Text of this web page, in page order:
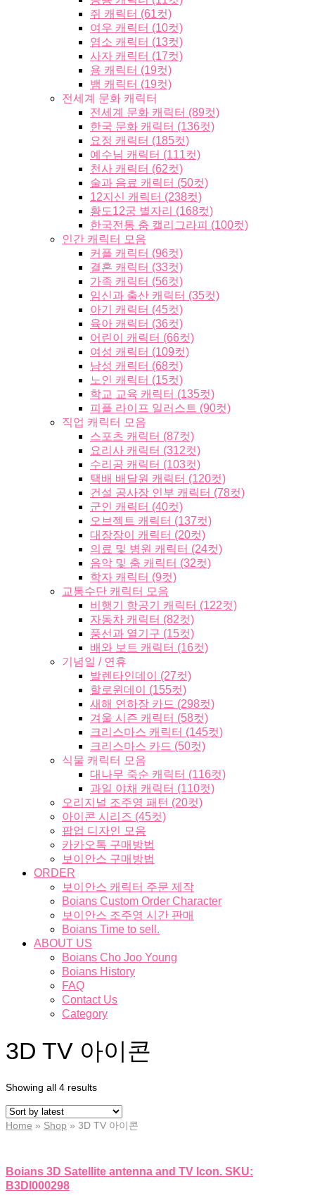
쥐 캐릭터 (61컷)
여우 캐릭터 (10컷)
염소 캐릭터 (13컷)
사자 캐릭터 (17컷)
용 캐릭터 (19컷)
뱀 캐릭터 (19컷)
전세계 문화 캐릭터
전세계 문화 캐릭터 (89컷)
한국 문화 캐릭터 (136컷)
요정 캐릭터 (185컷)
예수님 캐릭터 (111컷)
천사 캐릭터 (62컷)
술과 음료 캐릭터 (50컷)
12지신 캐릭터 (238컷)
황도12궁 별자리 (168컷)
한국전통 춤 캘리그라피 (100컷)
인간 캐릭터 모음
커플 캐릭터 (96컷)
결혼 캐릭터 (33컷)
가족 캐릭터 (56컷)
임신과 출산 캐릭터 (35컷)
아기 캐릭터 (45컷)
육아 캐릭터 (36컷)
어린이 캐릭터 (66컷)
여성 캐릭터 (109컷)
남성 캐릭터 (68컷)
노인 캐릭터 (15컷)
학교 교육 캐릭터 (135컷)
피플 라이프 일러스트 (90컷)
직업 캐릭터 모음
스포츠 캐릭터 (87컷)
요리사 캐릭터 (312컷)
수리공 캐릭터 (103컷)
택배 배달원 캐릭터 (120컷)
건설 공사장 인부 캐릭터 (78컷)
군인 캐릭터 (40컷)
오브젝트 캐릭터 (137컷)
대장장이 캐릭터 (20컷)
의료 및 병원 캐릭터 (24컷)
음악 및 춤 캐릭터 (32컷)
학자 캐릭터 (9컷)
교통수단 캐릭터 모음
비행기 항공기 캐릭터 (122컷)
자동차 캐릭터 (82컷)
풍선과 열기구 (15컷)
배와 보트 캐릭터 (16컷)
기념일 / 연휴
발렌타인데이 (27컷)
할로윈데이 (155컷)
새해 연하장 카드 (298컷)
겨울 시즌 캐릭터 (58컷)
크리스마스 캐릭터 (145컷)
크리스마스 카드 (50컷)
식물 캐릭터 모음
대나무 죽순 캐릭터 (116컷)
과일 야채 캐릭터 (110컷)
오리지널 조주영 패턴 (20컷)
아이콘 시리즈 (45컷)
팝업 디자인 모음
카카오톡 구매방법
보이안스 구매방법
ORDER
보이안스 캐릭터 주문 제작
Boians Custom Order Character
보이안스 조주영 시간 판매
Boians Time to sell.
ABOUT US
Boians Cho Joo Young
Boians History
FAQ
Contact Us
Category
3D TV 아이콘
Showing all 4 results
Home » Shop » 3D TV 아이콘
Boians 3D Satellite antenna and TV Icon. SKU:
B3DI000298